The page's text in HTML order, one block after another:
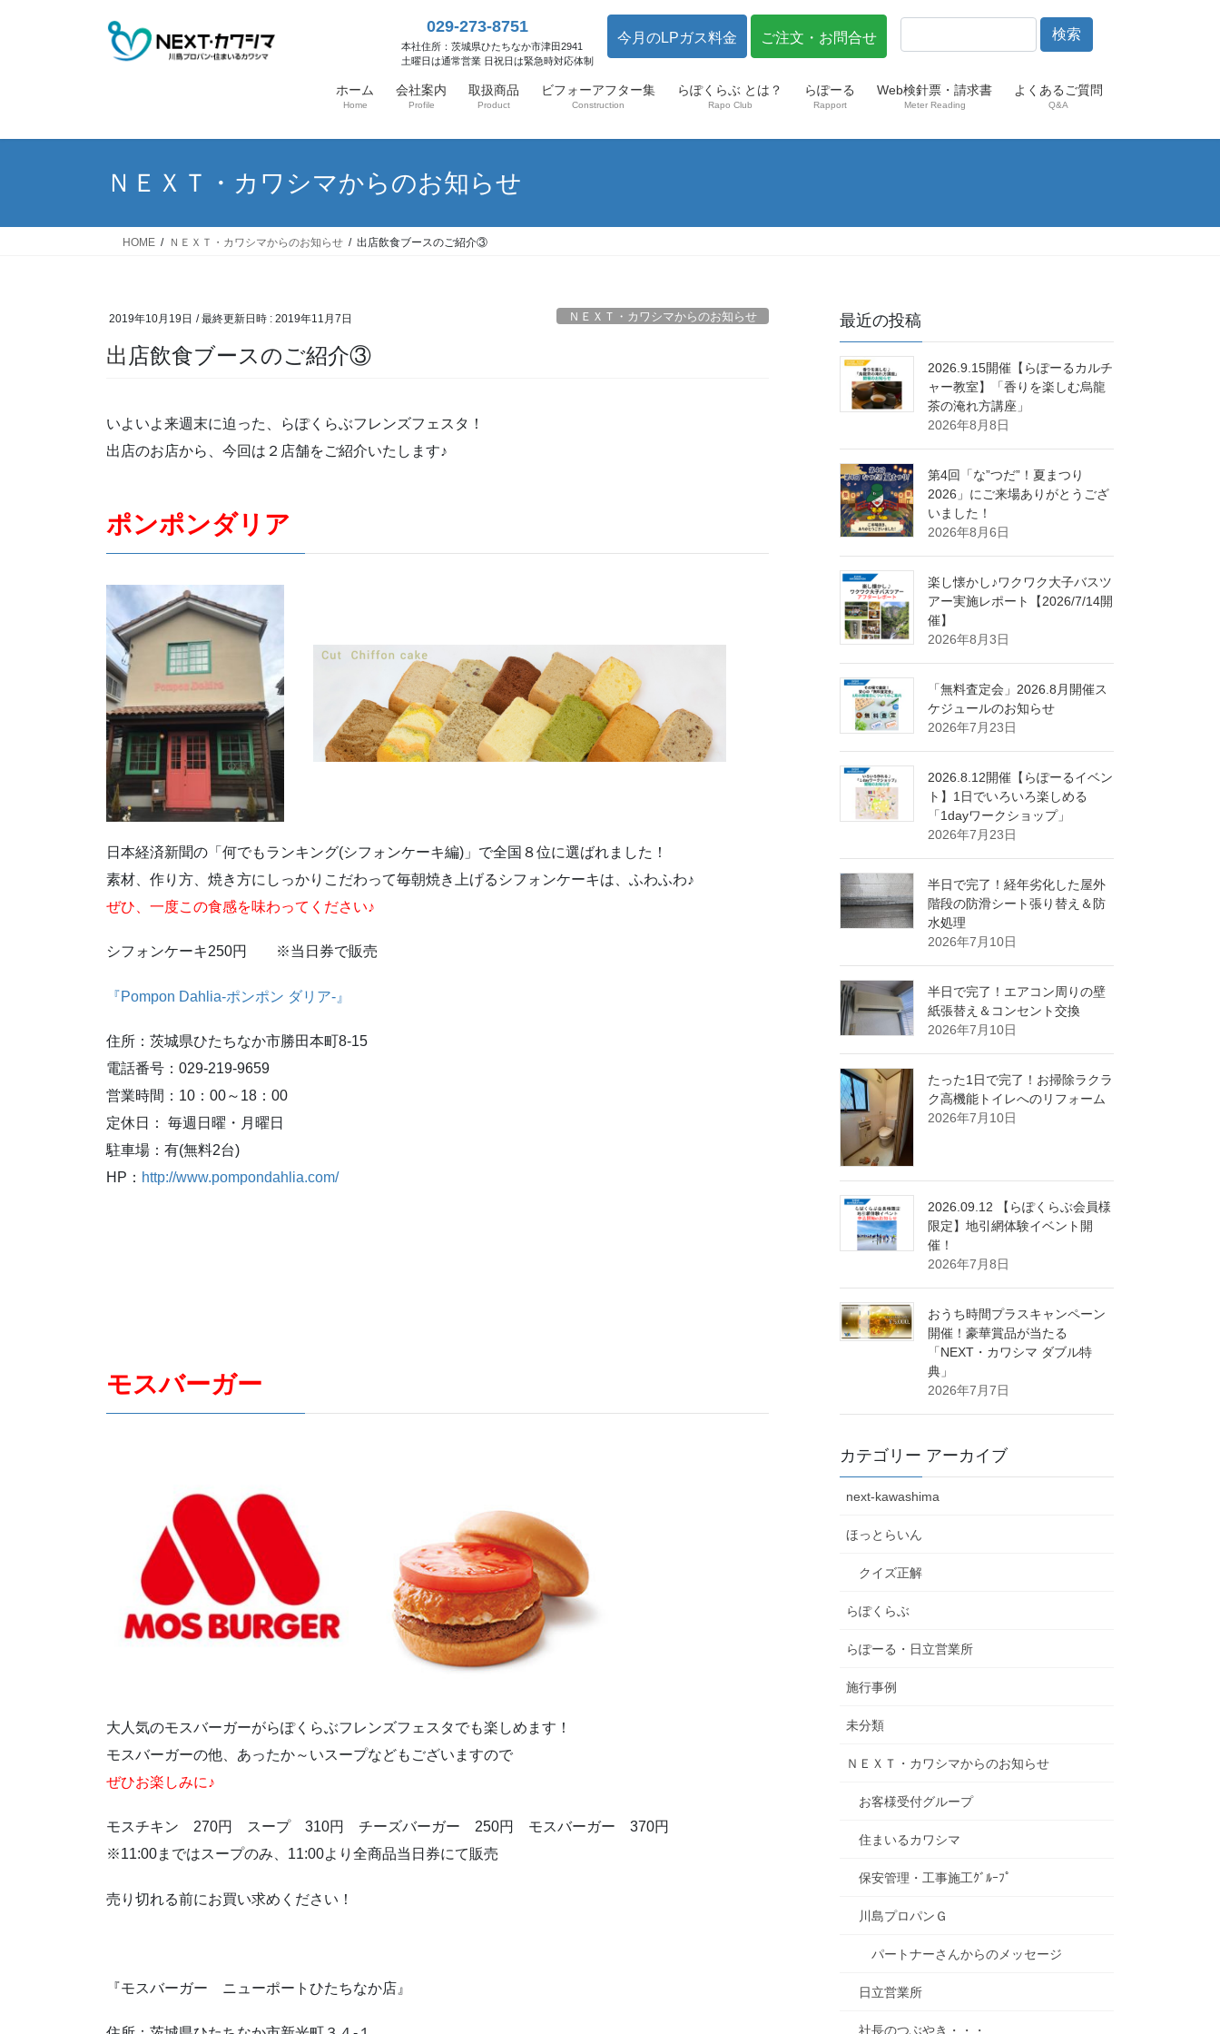
ス
ン
029-273-8751
本社住所：茨城県ひたちなか市津田2941
土曜日は通常営業 日祝日は緊急時対応体制
今月のLPガス料金 ご注文・お問合せ
ホーム
Home
会社案内
Profile
取扱商品
Product
ビフォーアフター集
Construction
らぽくらぶ とは？
Rapo Club
らぽーる
Rapport
Web検針票・請求書
Meter Reading
よくあるご質問
Q&A
ＮＥＸＴ・カワシマからのお知らせ
HOME ＮＥＸＴ・カワシマからのお知らせ 出店飲食ブースのご紹介③
2019年10月19日 / 最終更新日時 : 2019年11月7日 ＮＥＸＴ・カワシマからのお知らせ
出店飲食ブースのご紹介③
いよいよ来週末に迫った、らぽくらぶフレンズフェスタ！
出店のお店から、今回は２店舗をご紹介いたします♪
ポンポンダリア
日本経済新聞の「何でもランキング(シフォンケーキ編)」で全国８位に選ばれました！
素材、作り方、焼き方にしっかりこだわって毎朝焼き上げるシフォンケーキは、ふわふわ♪
ぜひ、一度この食感を味わってください♪
シフォンケーキ250円 ※当日券で販売
『Pompon Dahlia-ポンポン ダリア-』
住所：茨城県ひたちなか市勝田本町8-15
電話番号：029-219-9659
営業時間：10：00～18：00
定休日： 毎週日曜・月曜日
駐車場：有(無料2台)
HP： http://www.pompondahlia.com/
モスバーガー
大人気のモスバーガーがらぽくらぶフレンズフェスタでも楽しめます！
モスバーガーの他、あったか～いスープなどもございますので
ぜひお楽しみに♪
モスチキン 270円 スープ 310円 チーズバーガー 250円 モスバーガー 370円
※11:00まではスープのみ、11:00より全商品当日券にて販売
売り切れる前にお買い求めください！
『モスバーガー ニューポートひたちなか店』
最近の投稿
2026.9.15開催【らぽーるカルチ
ャー教室】「香りを楽しむ烏龍
茶の淹れ方講座」
2026年8月8日
第4回「な”つだ”！夏まつり
2026」にご来場ありがとうござ
いました！
2026年8月6日
楽し懐かし♪ワクワク大子バスツ
アー実施レポート【2026/7/14開
催】
2026年8月3日
「無料査定会」2026.8月開催ス
ケジュールのお知らせ
2026年7月23日
2026.8.12開催【らぽーるイベン
ト】1日でいろいろ楽しめる
「1dayワークショップ」
2026年7月23日
半日で完了！経年劣化した屋外
階段の防滑シート張り替え＆防
水処理
2026年7月10日
半日で完了！エアコン周りの壁
紙張替え＆コンセント交換
2026年7月10日
たった1日で完了！お掃除ラクラ
ク高機能トイレへのリフォーム
2026年7月10日
2026.09.12 【らぽくらぶ会員様
限定】地引網体験イベント開
催！
2026年7月8日
おうち時間プラスキャンペーン
開催！豪華賞品が当たる
「NEXT・カワシマ ダブル特
典」
2026年7月7日
カテゴリー アーカイブ
next-kawashima
ほっとらいん
クイズ正解
らぽくらぶ
らぽーる・日立営業所
施行事例
未分類
ＮＥＸＴ・カワシマからのお知らせ
お客様受付グループ
住まいるカワシマ
保安管理・工事施工ｸﾞﾙｰﾌﾟ
川島プロパンＧ
パートナーさんからのメッセージ
日立営業所
社長のつぶやき・・・